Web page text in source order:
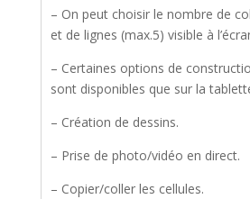
– On peut choisir le nombre de
et de lignes (max.5) visible à
– Certaines options de
sont disponibles que sur la
– Création de dessins.
– Prise de photo/vidéo en direct.
– Copier/coller les cellules.